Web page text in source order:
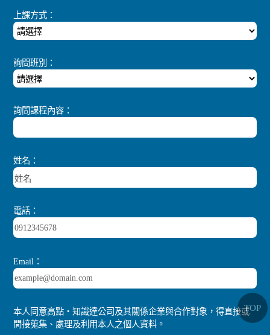
上課方式：
詢問班別：
詢問課程內容：
姓名：
電話：
Email：
本人同意高點‧知識達公司及其關係企業與合作對象，得直接或
間接蒐集、處理及利用本人之個人資料。
TOP